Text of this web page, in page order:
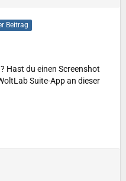
Beitrag
Hast du einen Screenshot
Suite-App an dieser